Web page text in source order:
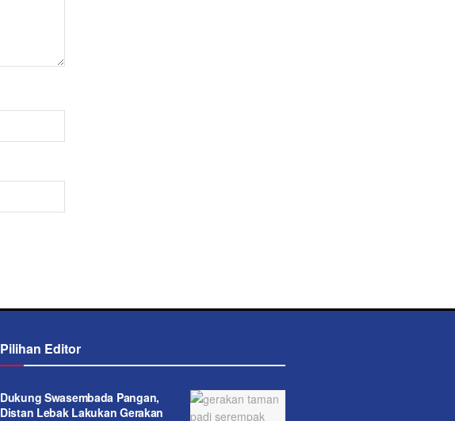
Pilihan Editor
Dukung Swasembada Pangan,
Distan Lebak Lakukan Gerakan